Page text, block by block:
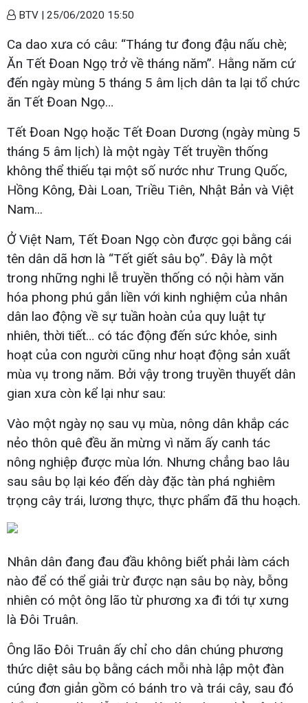
BTV | 25/06/2020 15:50
Ca dao xưa có câu: “Tháng tư đong đậu nấu chè;
Ăn Tết Đoan Ngọ trở về tháng năm”. Hằng năm cứ
đến ngày mùng 5 tháng 5 âm lịch dân ta lại tổ chức
ăn Tết Đoan Ngọ…
Tết Đoan Ngọ hoặc Tết Đoan Dương (ngày mùng 5
tháng 5 âm lịch) là một ngày Tết truyền thống
không thể thiếu tại một số nước như Trung Quốc,
Hồng Kông, Đài Loan, Triều Tiên, Nhật Bản và Việt
Nam...
Ở Việt Nam, Tết Đoan Ngọ còn được gọi bằng cái
tên dân dã hơn là “Tết giết sâu bọ”. Đây là một
trong những nghi lễ truyền thống có nội hàm văn
hóa phong phú gắn liền với kinh nghiệm của nhân
dân lao động về sự tuần hoàn của quy luật tự
nhiên, thời tiết… có tác động đến sức khỏe, sinh
hoạt của con người cũng như hoạt động sản xuất
mùa vụ trong năm. Bởi vậy trong truyền thuyết dân
gian xưa còn kể lại như sau:
Vào một ngày nọ sau vụ mùa, nông dân khắp các
nẻo thôn quê đều ăn mừng vì năm ấy canh tác
nông nghiệp được mùa lớn. Nhưng chẳng bao lâu
sau sâu bọ lại kéo đến dày đặc tàn phá nghiêm
trọng cây trái, lương thực, thực phẩm đã thu hoạch.
Nhân dân đang đau đầu không biết phải làm cách
nào để có thể giải trừ được nạn sâu bọ này, bỗng
nhiên có một ông lão từ phương xa đi tới tự xưng
là Đôi Truân.
Ông lão Đôi Truân ấy chỉ cho dân chúng phương
thức diệt sâu bọ bằng cách mỗi nhà lập một đàn
cúng đơn giản gồm có bánh tro và trái cây, sau đó